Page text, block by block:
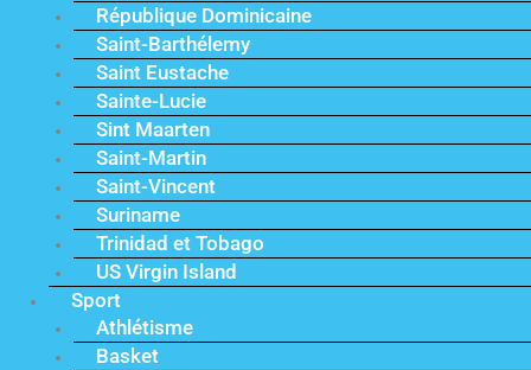
République Dominicaine
Saint-Barthélemy
Saint Eustache
Sainte-Lucie
Sint Maarten
Saint-Martin
Saint-Vincent
Suriname
Trinidad et Tobago
US Virgin Island
Sport
Athlétisme
Basket